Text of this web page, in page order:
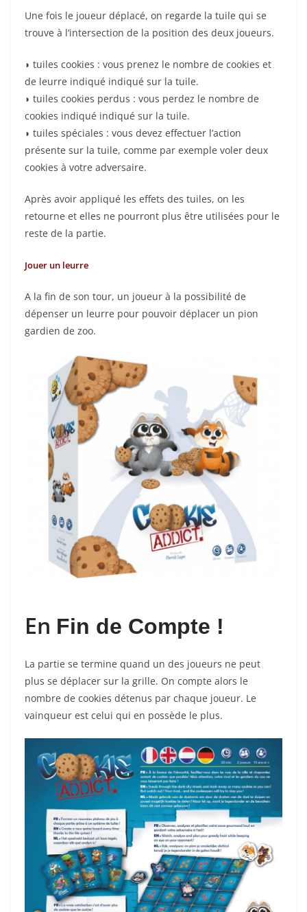
Une fois le joueur déplacé, on regarde la tuile qui se
trouve à l’intersection de la position des deux joueurs.
◗ tuiles cookies : vous prenez le nombre de cookies et
de leurre indiqué indiqué sur la tuile.
◗ tuiles cookies perdus : vous perdez le nombre de
cookies indiqué indiqué sur la tuile.
◗ tuiles spéciales : vous devez effectuer l’action
présente sur la tuile, comme par exemple voler deux
cookies à votre adversaire.
Après avoir appliqué les effets des tuiles, on les
retourne et elles ne pourront plus être utilisées pour le
reste de la partie.
Jouer un leurre
A la fin de son tour, un joueur à la possibilité de
dépenser un leurre pour pouvoir déplacer un pion
gardien de zoo.
En Fin de Compte !
La partie se termine quand un des joueurs ne peut
plus se déplacer sur la grille. On compte alors le
nombre de cookies détenus par chaque joueur. Le
vainqueur est celui qui en possède le plus.